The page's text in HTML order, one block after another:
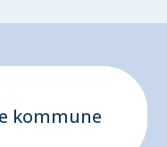
kommune